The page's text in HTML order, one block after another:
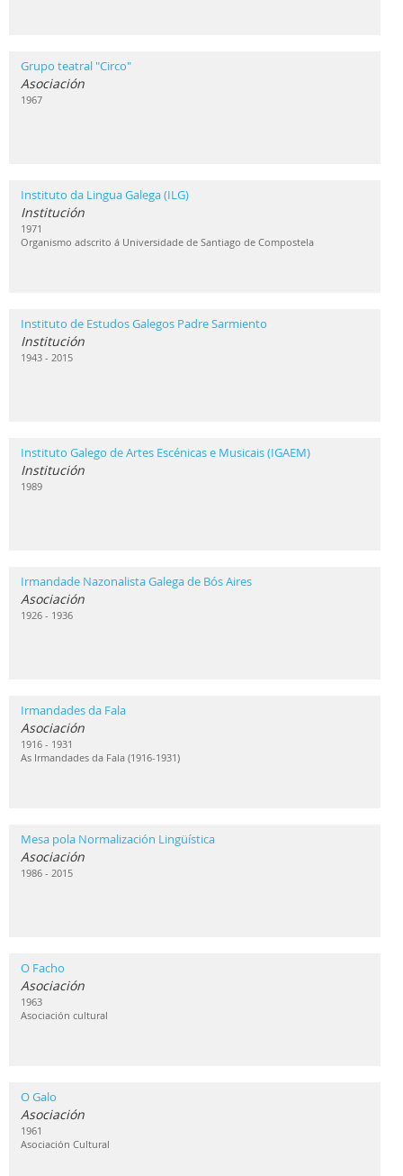
Grupo teatral "Circo"
Asociación
1967
Instituto da Lingua Galega (ILG)
Institución
1971
Organismo adscrito á Universidade de Santiago de Compostela
Instituto de Estudos Galegos Padre Sarmiento
Institución
1943 - 2015
Instituto Galego de Artes Escénicas e Musicais (IGAEM)
Institución
1989
Irmandade Nazonalista Galega de Bós Aires
Asociación
1926 - 1936
Irmandades da Fala
Asociación
1916 - 1931
As Irmandades da Fala (1916-1931)
Mesa pola Normalización Lingüística
Asociación
1986 - 2015
O Facho
Asociación
1963
Asociación cultural
O Galo
Asociación
1961
Asociación Cultural